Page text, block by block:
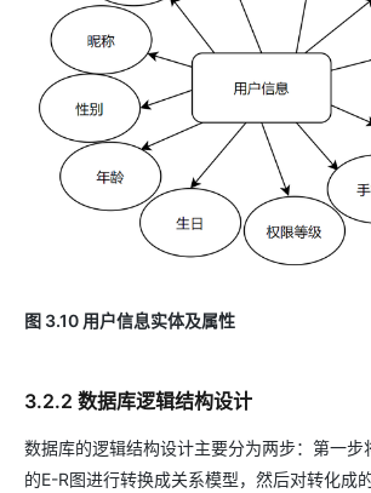
图 3.10 用户信息实体及属性
3.2.2 数据库逻辑结构设计
数据库的逻辑结构设计主要分为两步：第一步
的E-R图进行转换成关系模型，然后对转化成